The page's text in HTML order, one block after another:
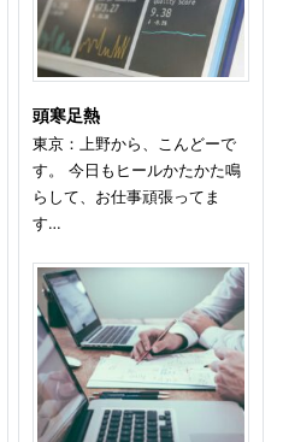
頭寒足熱
東京：上野から、こんどーで
す。 今日もヒールかたかた鳴
らして、お仕事頑張ってま
す…